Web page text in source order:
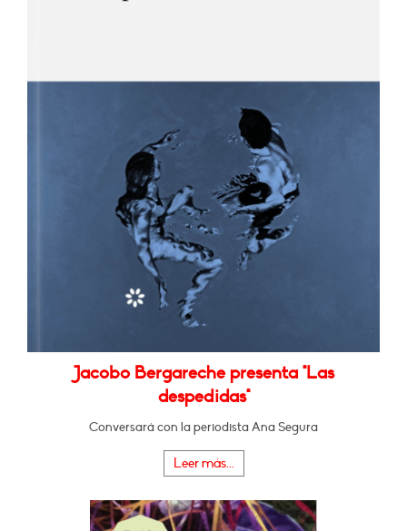
Jacobo Bergareche presenta "Las
despedidas"
Conversará con la periodista Ana Segura
Leer más...